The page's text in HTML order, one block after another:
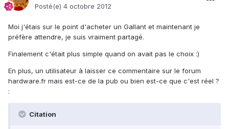
Posté(e) 4 octobre 2012
Moi j'étais sur le point d'acheter un Gallant et maintenant je
préfère attendre, je suis vraiment partagé.
Finalement c'était plus simple quand on avait pas le choix :)
En plus, un utilisateur à laisser ce commentaire sur le forum
hardware.fr mais est-ce de la pub ou bien est-ce que c'est réel ?
:
Citation